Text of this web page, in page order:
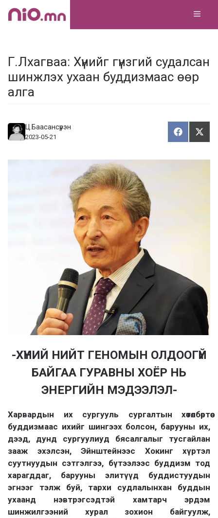
Skip
Г.Лхагваа: Хүнийг гүнзгий судалсан
шинжлэх ухаан буддизмаас өөр
алга
Ц.Баасансүрэн
2023-05-21
Х
у
а
Т
ү
э
-ХҮНИЙ НИЙТ ГЕНОМЫН ОЛДООГҮЙ
БАЙГАА ГУРАВНЫ ХОЁР НЬ
ЭНЕРГИЙН МЭДЭЭЛЭЛ-
Харвардын их сургууль сургалтын хөтөлбөртөө
буддизмаас ихийг шингээх болсон, барууны их,
дээд, дунд сургуулиуд бясалгалыг тусгайлан
зааж эхэлсэн, Эйнштейнээс Хокинг хүртэл
суутнуудын сэтгэлгээ, бүтээлээс буддизм тод
харагддаг, барууны элитүүд буддистуудын
эгнээг тэлж буй, тархи судлалынхан буддын
ухаанд нэвтрэгсэдтэй хамтарч эрдэм
шинжилгээний хурал зохион байгуулж,